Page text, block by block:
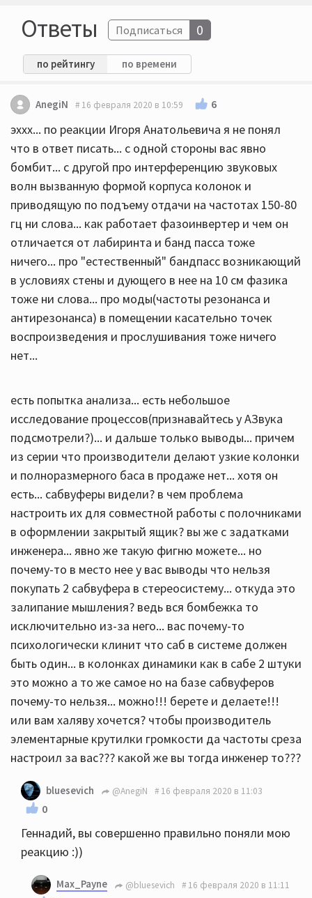
Ответы Подписаться 0
по рейтингу по времени
AnegiN 16 февраля 2020 в 10:59 6
эххх... по реакции Игоря Анатольевича я не понял
что в ответ писать... с одной стороны вас явно
бомбит... с другой про интерференцию звуковых
волн вызванную формой корпуса колонок и
приводящую по подъему отдачи на частотах 150-80
гц ни слова... как работает фазоинвертер и чем он
отличается от лабиринта и банд пасса тоже
ничего... про "естественный" бандпасс возникающий
в условиях стены и дующего в нее на 10 см фазика
тоже ни слова... про моды(частоты резонанса и
антирезонанса) в помещении касательно точек
воспроизведения и прослушивания тоже ничего
нет...
есть попытка анализа... есть небольшое
исследование процессов(признавайтесь у АЗвука
подсмотрели?)... и дальше только выводы... причем
из серии что производители делают узкие колонки
и полноразмерного баса в продаже нет... хотя он
есть... сабвуферы видели? в чем проблема
настроить их для совместной работы с полочниками
в оформлении закрытый ящик? вы же с задатками
инженера... явно же такую фигню можете... но
почему-то в место нее у вас выводы что нельзя
покупать 2 сабвуфера в стереосистему... откуда это
залипание мышления? ведь вся бомбежка то
исключительно из-за него... вас почему-то
психологически клинит что саб в системе должен
быть один... в колонках динамики как в сабе 2 штуки
это можно а то же самое но на базе сабвуферов
почему-то нельзя... можно!!! берете и делаете!!!
или вам халяву хочется? чтобы производитель
элементарные крутилки громкости да частоты среза
настроил за вас??? какой же вы тогда инженер то???
bluesevich @AnegiN 16 февраля 2020 в 11:03
0
Геннадий, вы совершенно правильно поняли мою
реакцию :))
Max_Payne @bluesevich 16 февраля 2020 в 11:11